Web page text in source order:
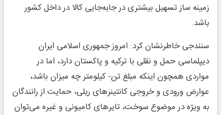
زمینه ساز تسهیل بیشتری در جابه‌جایی کالا در داخل کشور
باشد.
سنندجی خاطرنشان کرد: امروز جمهوری اسلامی ایران
دیپلماسی حمل و نقلی با ترکیه و پاکستان دارد، اما در
مواردی همچون اینکه مبلغ تن- کیلومتر چه میزان باشد،
عوارض ورودی و خروجی کانتینرهای ریلی، حمایت از رانندگان
به ویژه در موضوع سوخت، تایرهای کامیونی و غیره می‌توان